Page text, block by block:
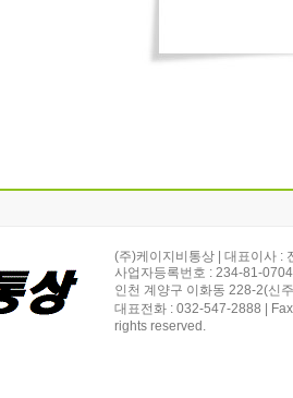
(주)케이지비통상 | 대표이사 :
사업자등록번호 : 234-81-
인천 계양구 이화동 228-2(신
대표전화 : 032-547-2888 |
rights reserved.